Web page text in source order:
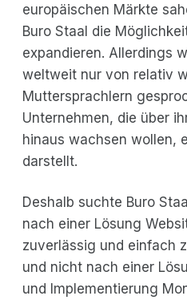
europäischen Märkte
Buro Staal die
expandieren. Allerdings
weltweit nur von relativ
Muttersprachlern
Unternehmen, die über
hinaus wachsen wollen,
darstellt.
Deshalb suchte Buro
nach einer Lösung
zuverlässig und einfach
und nicht nach einer
und Implementierung